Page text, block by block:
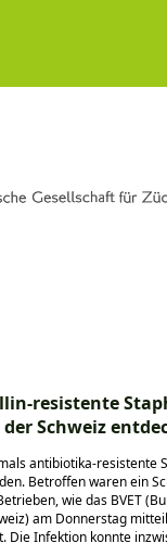
resistente
Schweiz
antibiotika-resistente
Betroffen waren ein
wie das BVET
am Donnerstag
Die Infektion konnte